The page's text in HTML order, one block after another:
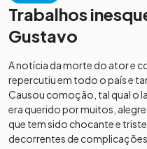
Trabalhos
Gustavo
A notícia da morte do ator e
repercutiu em todo o país e
Causou comoção, tal qual o
era querido por muitos,
que tem sido chocante e
decorrentes de